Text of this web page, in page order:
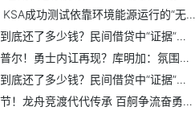
Zain KSA成功测试依靠环境能源运行的“无源物联网”_世界快讯
借款到底还了多少钱？民间借贷中“证据”说话
点赞普尔！勇士内讧再现？库明加：氛围再也不会像从前
借款到底还了多少钱？民间借贷中“证据”说话
奋进节！龙舟竞渡代代传承 百舸争流奋勇向前-天天新消息